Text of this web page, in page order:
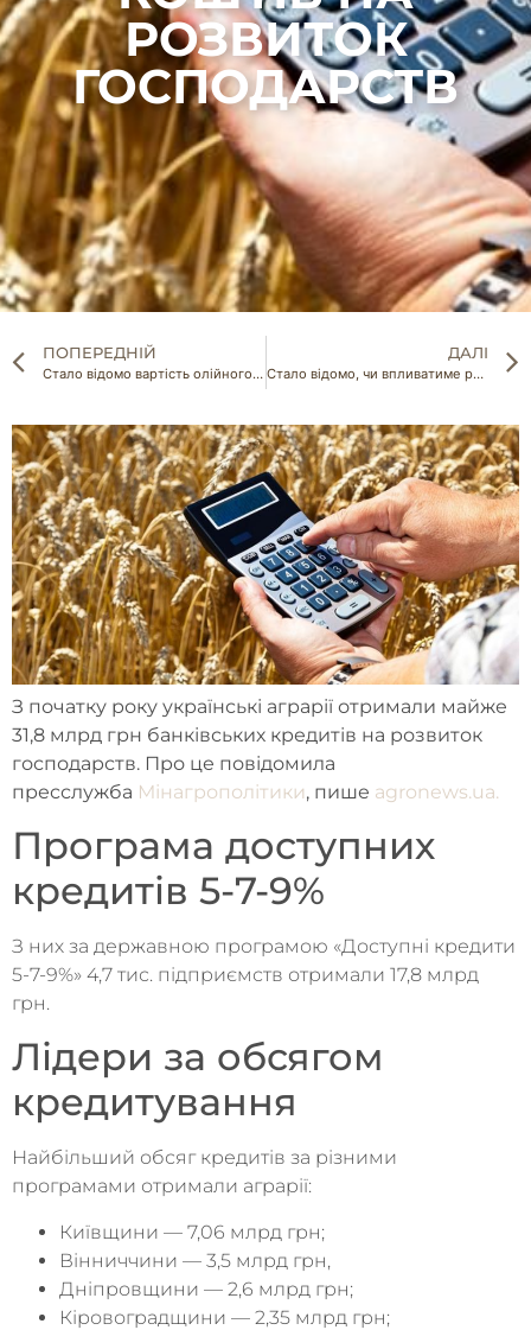
РОЗВИТОК
ГОСПОДАРСТВ
ПОПЕРЕДНІЙ
Стало відомо вартість олійного трубопроводу до Польщі
ДАЛІ
Стало відомо, чи впливатиме росія на зернову угоду надалі
З початку року українські аграрії отримали майже
31,8 млрд грн банківських кредитів на розвиток
господарств. Про це повідомила
пресслужба Мінагрополітики, пише agronews.ua.
Програма доступних
кредитів 5-7-9%
З них за державною програмою «Доступні кредити
5-7-9%» 4,7 тис. підприємств отримали 17,8 млрд
грн.
Лідери за обсягом
кредитування
Найбільший обсяг кредитів за різними
програмами отримали аграрії:
Київщини — 7,06 млрд грн;
Вінниччини — 3,5 млрд грн,
Дніпровщини — 2,6 млрд грн;
Кіровоградщини — 2,35 млрд грн;